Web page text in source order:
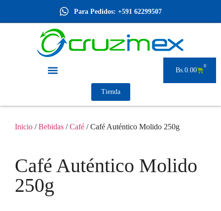
Para Pedidos: +591 62299507
Bs.0.00
0
Tienda
Inicio /Bebidas /Café / Café Auténtico Molido 250g
Café Auténtico Molido
250g